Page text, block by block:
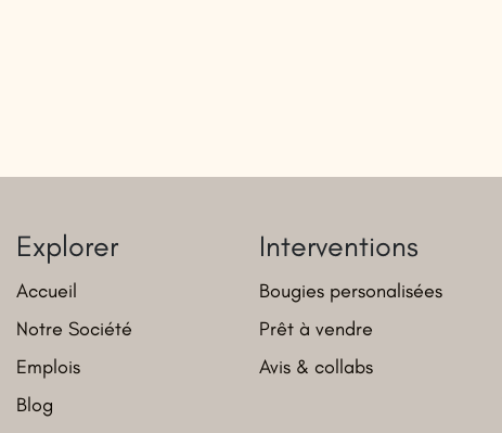
Explorer
Accueil
Notre Société
Emplois
Blog
Interventions
Bougies personalisées
Prêt à vendre
Avis & collabs